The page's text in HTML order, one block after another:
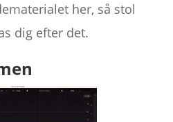
her, så stol
dig efter det.